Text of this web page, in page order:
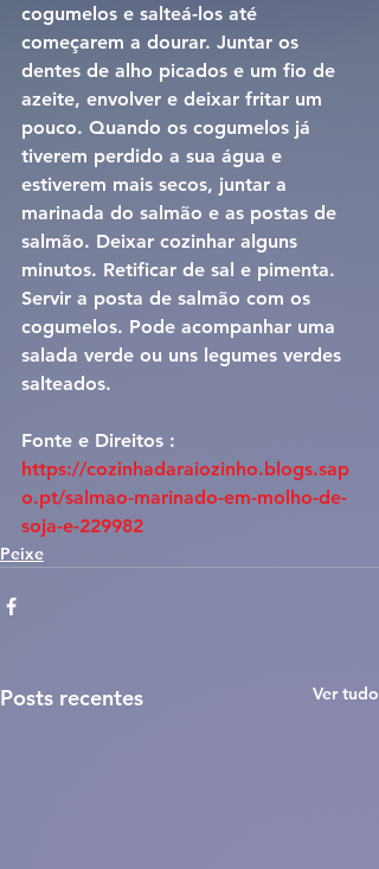
cogumelos e salteá-los até
começarem a dourar. Juntar os
dentes de alho picados e um fio de
azeite, envolver e deixar fritar um
pouco. Quando os cogumelos já
tiverem perdido a sua água e
estiverem mais secos, juntar a
marinada do salmão e as postas de
salmão. Deixar cozinhar alguns
minutos. Retificar de sal e pimenta.
Servir a posta de salmão com os
cogumelos. Pode acompanhar uma
salada verde ou uns legumes verdes
salteados.
Fonte e Direitos :
https://cozinhadaraiozinho.blogs.sap
o.pt/salmao-marinado-em-molho-de-
soja-e-229982
Peixe
Posts recentes Ver tudo